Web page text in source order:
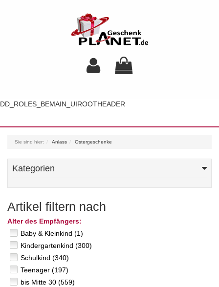
DD_ROLES_BEMAIN_UIROOTHEADER
Sie sind hier: Anlass Ostergeschenke
Kategorien
Artikel filtern nach
Alter des Empfängers:
Baby & Kleinkind (1)
Kindergartenkind (300)
Schulkind (340)
Teenager (197)
bis Mitte 30 (559)